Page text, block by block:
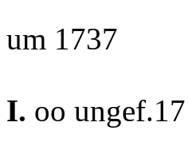
um 1737
I. oo